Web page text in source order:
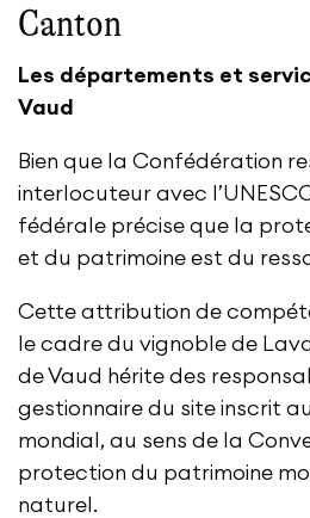
Canton
Les départements et
Vaud
Bien que la Confédération
interlocuteur avec
fédérale précise que la
et du patrimoine est du
Cette attribution de
le cadre du vignoble de
de Vaud hérite des
gestionnaire du site inscrit
mondial, au sens de la
protection du patrimoine
naturel.